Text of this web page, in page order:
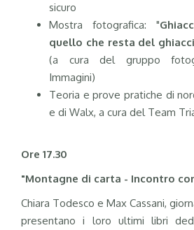
sicuro
Mostra fotografica: "
quello che resta del
(a cura del gruppo
Immagini)
Teoria e prove pratiche di
e di Walx, a cura del Team
Ore 17.30
"Montagne di carta - Incontro
Chiara Todesco e Max Cassani,
presentano i loro ultimi libri